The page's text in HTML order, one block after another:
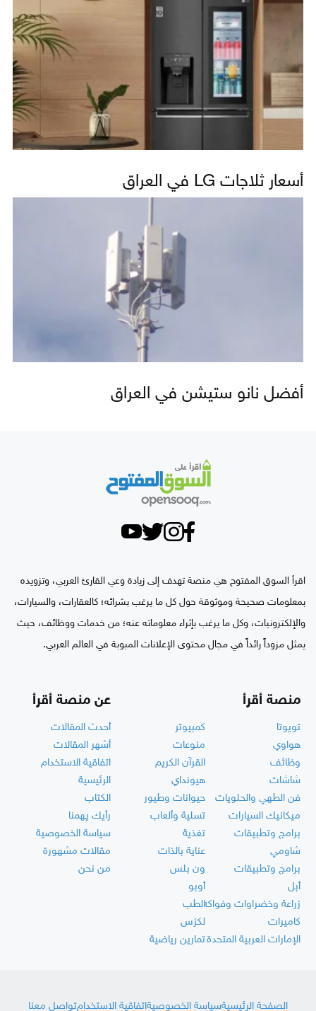
أسعار ثلاجات LG في العراق
أفضل نانو ستيشن في العراق
اقرأ السوق المفتوح هي منصة تهدف إلى زيادة وعي القارئ العربي، وتزويده
بمعلومات صحيحة وموثوقة حول كل ما يرغب بشرائه؛ كالعقارات، والسيارات،
والإلكترونيات، وكل ما يرغب بإثراء معلوماته عنه؛ من خدمات ووظائف، حيث
يمثل مزوداً رائداً في مجال محتوى الإعلانات المبوبة في العالم العربي.
منصة أقرأ
تويوتا
كمبيوتر
هواوي
منوعات
وظائف
القرآن الكريم
شاشات
هيونداي
فن الطهي والحلويات
حيوانات وطيور
ميكانيك السيارات
تسلية وألعاب
برامج وتطبيقات
تغذية
شاومي
عناية بالذات
برامج وتطبيقات
ون بلس
أبل
أوبو
زراعة وخضراوات وفواكهالطب
كاميرات
لكزس
الإمارات العربية المتحدةتمارين رياضية
عن منصة أقرأ
أحدث المقالات
أشهر المقالات
اتفاقية الاستخدام
الرئيسية
الكتاب
رأيك يهمنا
سياسة الخصوصية
مقالات مشهورة
من نحن
الصفحة الرئيسيةسياسة الخصوصيةاتفاقية الاستخدامتواصل معنا